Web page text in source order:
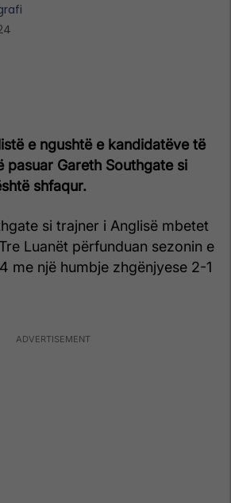
e ngushtë e kandidatëve të
pasuar Gareth Southgate si
shfaqur.
si trajner i Anglisë mbetet
Luanët përfunduan sezonin e
me një humbje zhgënjyese 2-1